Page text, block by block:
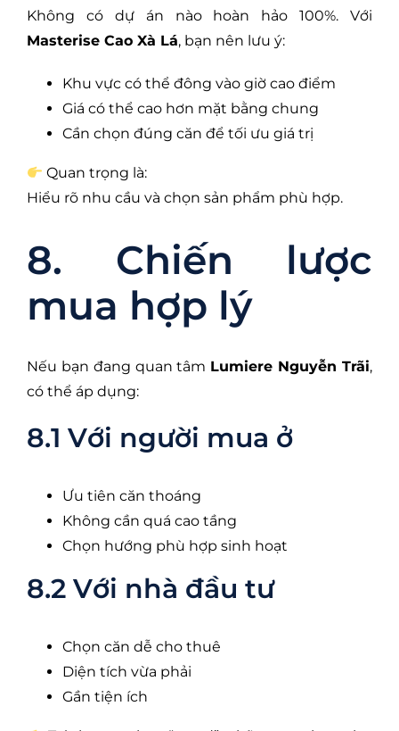
Không có dự án nào hoàn hảo 100%. Với
Masterise Cao Xà Lá, bạn nên lưu ý:
Khu vực có thể đông vào giờ cao điểm
Giá có thể cao hơn mặt bằng chung
Cần chọn đúng căn để tối ưu giá trị
Quan trọng là:
Hiểu rõ nhu cầu và chọn sản phẩm phù hợp.
8. Chiến lược
mua hợp lý
Nếu bạn đang quan tâm Lumiere Nguyễn Trãi,
có thể áp dụng:
8.1 Với người mua ở
Ưu tiên căn thoáng
Không cần quá cao tầng
Chọn hướng phù hợp sinh hoạt
8.2 Với nhà đầu tư
Chọn căn dễ cho thuê
Diện tích vừa phải
Gần tiện ích